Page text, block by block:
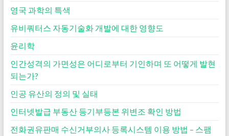
영국 과학의 특색
유비쿼터스 자동기술화 개발에 대한 영향도
윤리학
인간성격의 가면성은 어디로부터 기인하며 또 어떻게 발현
되는가?
인공 유산의 정의 및 실태
인터넷발급 부동산 등기부등본 위변조 확인 방법
전화권유판매 수신거부의사 등록시스템 이용 방법 – 스팸